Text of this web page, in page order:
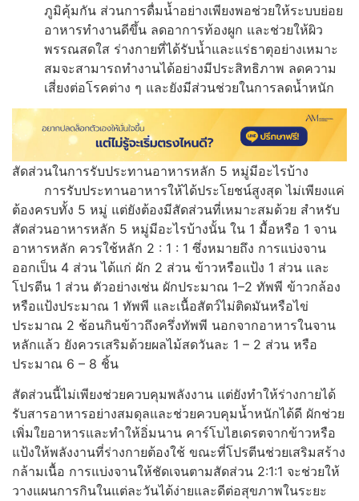
ภูมิคุ้มกัน ส่วนการดื่มน้ำอย่างเพียงพอช่วยให้ระบบย่อย
อาหารทำงานดีขึ้น ลดอาการท้องผูก และช่วยให้ผิว
พรรณสดใส ร่างกายที่ได้รับน้ำและแร่ธาตุอย่างเหมาะ
สมจะสามารถทำงานได้อย่างมีประสิทธิภาพ ลดความ
เสี่ยงต่อโรคต่าง ๆ และยังมีส่วนช่วยในการลดน้ำหนัก
สัดส่วนในการรับประทานอาหารหลัก 5 หมู่มีอะไรบ้าง
การรับประทานอาหารให้ได้ประโยชน์สูงสุด ไม่เพียงแค่
ต้องครบทั้ง 5 หมู่ แต่ยังต้องมีสัดส่วนที่เหมาะสมด้วย สำหรับ
สัดส่วนอาหารหลัก 5 หมู่มีอะไรบ้างนั้น ใน 1 มื้อหรือ 1 จาน
อาหารหลัก ควรใช้หลัก 2 : 1 : 1 ซึ่งหมายถึง การแบ่งจาน
ออกเป็น 4 ส่วน ได้แก่ ผัก 2 ส่วน ข้าวหรือแป้ง 1 ส่วน และ
โปรตีน 1 ส่วน ตัวอย่างเช่น ผักประมาณ 1–2 ทัพพี ข้าวกล้อง
หรือแป้งประมาณ 1 ทัพพี และเนื้อสัตว์ไม่ติดมันหรือไข่
ประมาณ 2 ช้อนกินข้าวถึงครึ่งทัพพี นอกจากอาหารในจาน
หลักแล้ว ยังควรเสริมด้วยผลไม้สดวันละ 1 – 2 ส่วน หรือ
ประมาณ 6 – 8 ชิ้น
สัดส่วนนี้ไม่เพียงช่วยควบคุมพลังงาน แต่ยังทำให้ร่างกายได้
รับสารอาหารอย่างสมดุลและช่วยควบคุมน้ำหนักได้ดี ผักช่วย
เพิ่มใยอาหารและทำให้อิ่มนาน คาร์โบไฮเดรตจากข้าวหรือ
แป้งให้พลังงานที่ร่างกายต้องใช้ ขณะที่โปรตีนช่วยเสริมสร้าง
กล้ามเนื้อ การแบ่งจานให้ชัดเจนตามสัดส่วน 2:1:1 จะช่วยให้
วางแผนการกินในแต่ละวันได้ง่ายและดีต่อสุขภาพในระยะ